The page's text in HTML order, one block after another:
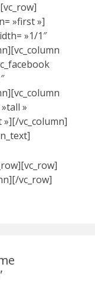
»first »]
»1/1″
»
»][/vc_column]
vc_row]